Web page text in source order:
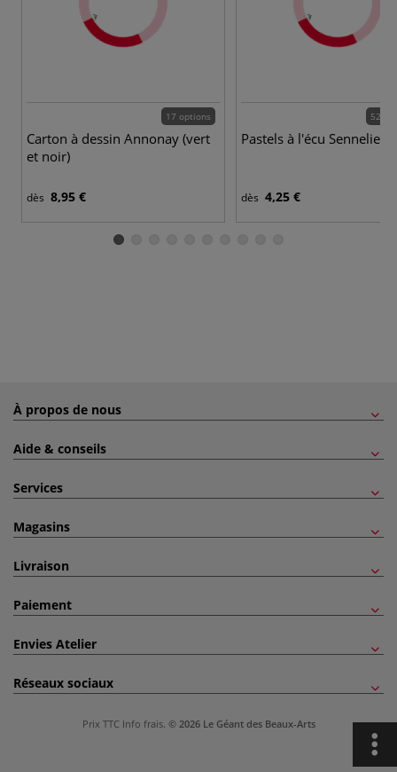
17 options
Carton à dessin Annonay (vert
et noir)
dès 8,95 €
525
Pastels à l'écu Sennelier
dès 4,25 €
À propos de nous
Aide & conseils
Services
Magasins
Livraison
Paiement
Envies Atelier
Réseaux sociaux
Prix TTC Info frais. © 2026 Le Géant des Beaux-Arts